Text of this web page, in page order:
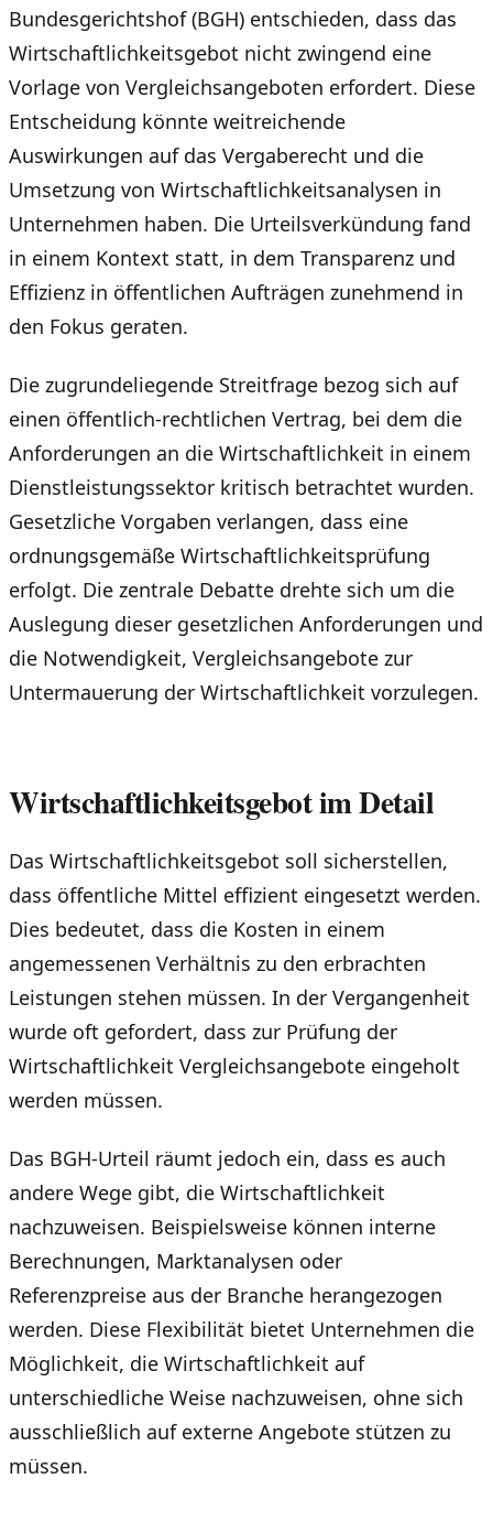
Bundesgerichtshof (BGH) entschieden, dass das
Wirtschaftlichkeitsgebot nicht zwingend eine
Vorlage von Vergleichsangeboten erfordert. Diese
Entscheidung könnte weitreichende
Auswirkungen auf das Vergaberecht und die
Umsetzung von Wirtschaftlichkeitsanalysen in
Unternehmen haben. Die Urteilsverkündung fand
in einem Kontext statt, in dem Transparenz und
Effizienz in öffentlichen Aufträgen zunehmend in
den Fokus geraten.
Die zugrundeliegende Streitfrage bezog sich auf
einen öffentlich-rechtlichen Vertrag, bei dem die
Anforderungen an die Wirtschaftlichkeit in einem
Dienstleistungssektor kritisch betrachtet wurden.
Gesetzliche Vorgaben verlangen, dass eine
ordnungsgemäße Wirtschaftlichkeitsprüfung
erfolgt. Die zentrale Debatte drehte sich um die
Auslegung dieser gesetzlichen Anforderungen und
die Notwendigkeit, Vergleichsangebote zur
Untermauerung der Wirtschaftlichkeit vorzulegen.
Wirtschaftlichkeitsgebot im Detail
Das Wirtschaftlichkeitsgebot soll sicherstellen,
dass öffentliche Mittel effizient eingesetzt werden.
Dies bedeutet, dass die Kosten in einem
angemessenen Verhältnis zu den erbrachten
Leistungen stehen müssen. In der Vergangenheit
wurde oft gefordert, dass zur Prüfung der
Wirtschaftlichkeit Vergleichsangebote eingeholt
werden müssen.
Das BGH-Urteil räumt jedoch ein, dass es auch
andere Wege gibt, die Wirtschaftlichkeit
nachzuweisen. Beispielsweise können interne
Berechnungen, Marktanalysen oder
Referenzpreise aus der Branche herangezogen
werden. Diese Flexibilität bietet Unternehmen die
Möglichkeit, die Wirtschaftlichkeit auf
unterschiedliche Weise nachzuweisen, ohne sich
ausschließlich auf externe Angebote stützen zu
müssen.